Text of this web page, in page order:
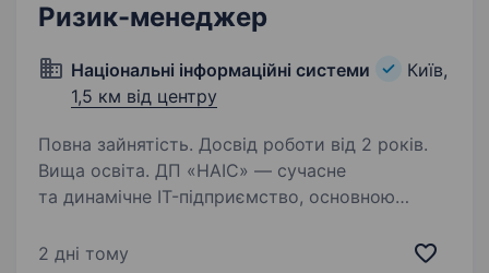
Ризик-менеджер
Національні інформаційні системи
Київ,
1,5 км від центру
Повна зайнятість. Досвід роботи від 2 років.
Вища освіта. ДП «НАІС» — сучасне
та динамічне IT-підприємство, основною
та безпечної роботи Єдиних та Державних
2 дні тому